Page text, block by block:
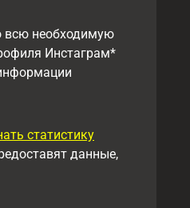
всю необходимую
Инстаграм*
статистику
данные,